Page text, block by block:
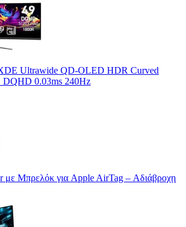
Ultrawide QD-OLED HDR Curved
0.03ms 240Hz
με Μπρελόκ για Apple AirTag – Αδιάβροχη